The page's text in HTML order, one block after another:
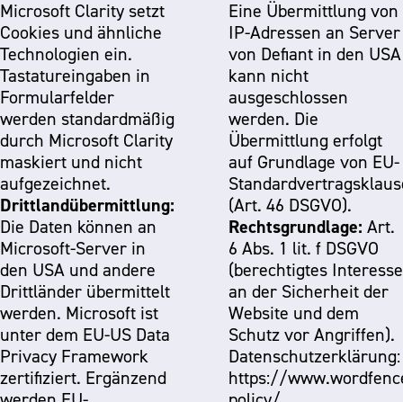
Microsoft Clarity setzt
Cookies und ähnliche
Technologien ein.
Tastatureingaben in
Formularfelder
werden standardmäßig
durch Microsoft Clarity
maskiert und nicht
aufgezeichnet.
Drittlandübermittlung:
Die Daten können an
Microsoft-Server in
den USA und andere
Drittländer übermittelt
werden. Microsoft ist
unter dem EU-US Data
Privacy Framework
zertifiziert. Ergänzend
Eine Übermittlung von
IP-Adressen an Server
von Defiant in den USA
kann nicht
ausgeschlossen
werden. Die
Übermittlung erfolgt
auf Grundlage von EU-
(Art. 46 DSGVO).
Rechtsgrundlage: Art.
6 Abs. 1 lit. f DSGVO
(berechtigtes Interesse
an der Sicherheit der
Website und dem
Schutz vor Angriffen).
Datenschutzerklärung:
https://